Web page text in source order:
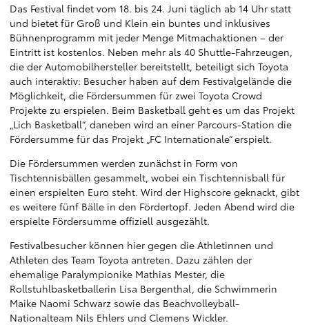
Das Festival findet vom 18. bis 24. Juni täglich ab 14 Uhr statt
und bietet für Groß und Klein ein buntes und inklusives
Bühnenprogramm mit jeder Menge Mitmachaktionen – der
Eintritt ist kostenlos. Neben mehr als 40 Shuttle-Fahrzeugen,
die der Automobilhersteller bereitstellt, beteiligt sich Toyota
auch interaktiv: Besucher haben auf dem Festivalgelände die
Möglichkeit, die Fördersummen für zwei Toyota Crowd
Projekte zu erspielen. Beim Basketball geht es um das Projekt
„Lich Basketball“, daneben wird an einer Parcours-Station die
Fördersumme für das Projekt „FC Internationale“ erspielt.
Die Fördersummen werden zunächst in Form von
Tischtennisbällen gesammelt, wobei ein Tischtennisball für
einen erspielten Euro steht. Wird der Highscore geknackt, gibt
es weitere fünf Bälle in den Fördertopf. Jeden Abend wird die
erspielte Fördersumme offiziell ausgezählt.
Festivalbesucher können hier gegen die Athletinnen und
Athleten des Team Toyota antreten. Dazu zählen der
ehemalige Paralympionike Mathias Mester, die
Rollstuhlbasketballerin Lisa Bergenthal, die Schwimmerin
Maike Naomi Schwarz sowie das Beachvolleyball-
Nationalteam Nils Ehlers und Clemens Wickler.